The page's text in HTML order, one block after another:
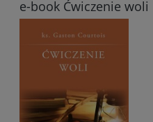
e-book Ćwiczenie woli